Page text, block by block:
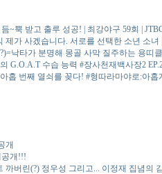
~뿍 받고 출루 성공! | 최강야구 59회 |
제가 사겠습니다. 서로를 선택한 소년 소녀
낙타가 분명해 몽골 사막 질주하는 용띠
G.O.A.T 수습 능력 #장사천재백사장2
홉 번째 열쇠를 꽂다! #형따라마야로:아홉
개
공개!!!
까버린(?) 정우성 그리고... 이정재 집념의